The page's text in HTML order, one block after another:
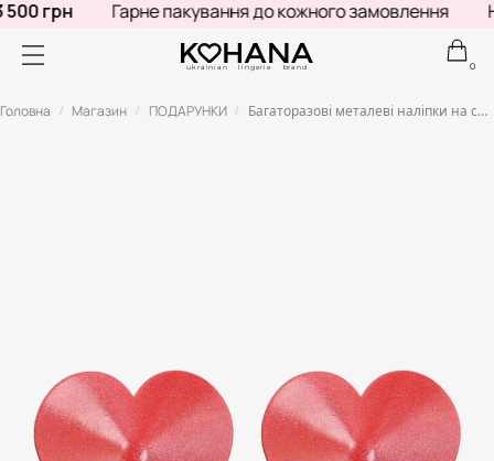
грн Гарне пакування до кожного замовлення
ukrainian lingerie brand 0
Головна / Магазин / ПОДАРУНКИ / Багаторазові металеві наліпки на соски пестіс червоні